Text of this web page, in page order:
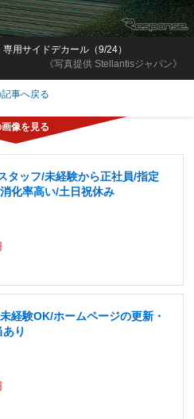
《写真提供 Stellantisジャパン》
用サイドデカール（9/24）
記事へ戻る
タッフ/未経験から正社員/指定
化率高い/土日祝休み
経験OK/ホームページの更新・
り